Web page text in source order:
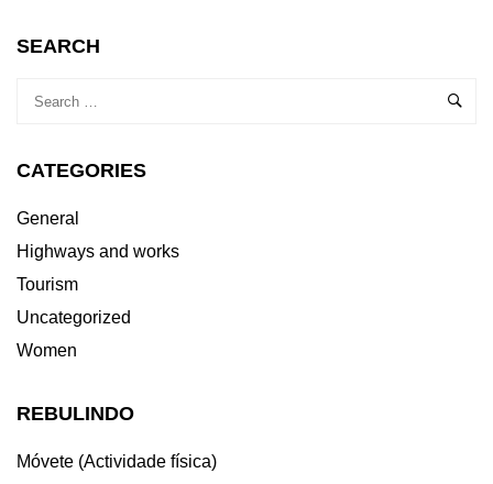
SEARCH
CATEGORIES
General
Highways and works
Tourism
Uncategorized
Women
REBULINDO
Móvete (Actividade física)